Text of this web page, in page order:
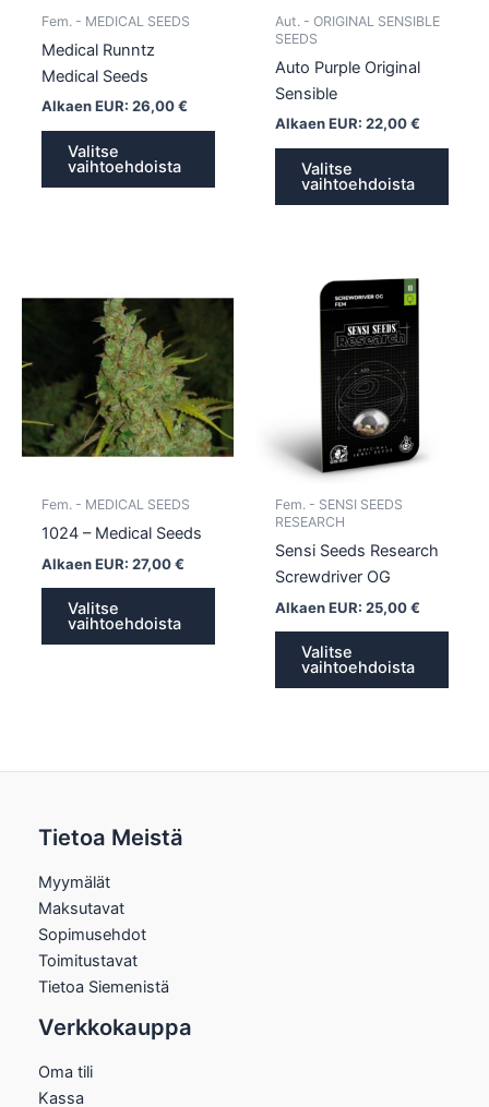
Fem. - MEDICAL SEEDS
Medical Runntz
Medical Seeds
Alkaen EUR: 26,00€
Valitse
vaihtoehdoista
Aut. - ORIGINAL SENSIBLE
SEEDS
Auto Purple Original
Sensible
Alkaen EUR: 22,00€
Valitse
vaihtoehdoista
Fem. - MEDICAL SEEDS
1024 – Medical Seeds
Alkaen EUR: 27,00€
Valitse
vaihtoehdoista
tuotteella
Voit
tehdä
Fem. - SENSI SEEDS
RESEARCH
Sensi Seeds Research
Screwdriver OG
Alkaen EUR: 25,00€
Valitse
vaihtoehdoista
Tietoa Meistä
Myymälät
Maksutavat
Sopimusehdot
Toimitustavat
Tietoa Siemenistä
Verkkokauppa
Oma tili
Kassa